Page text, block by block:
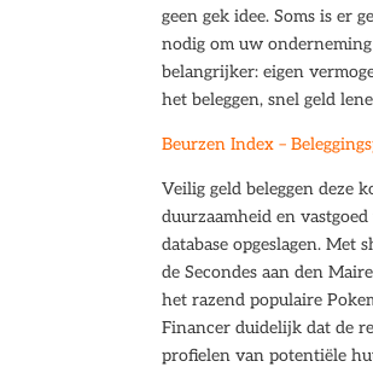
geen gek idee. Soms is er
nodig om uw
belangrijker: eigen
het beleggen, snel geld
Beurzen Index –
Veilig geld beleggen deze
duurzaamheid en
database opgeslagen. Met
de Secondes aan den
het razend populaire
Financer duidelijk dat de
profielen van potentiële